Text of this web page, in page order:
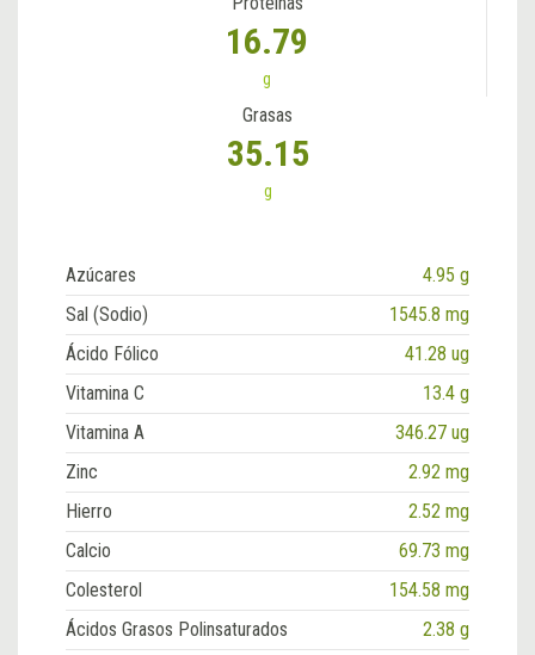
16.79
g
Grasas
35.15
g
Azúcares
4.95 g
Sal (Sodio)
1545.8 mg
Ácido Fólico
41.28 ug
Vitamina C
13.4 g
Vitamina A
346.27 ug
Zinc
2.92 mg
Hierro
2.52 mg
Calcio
69.73 mg
Colesterol
154.58 mg
Ácidos Grasos Polinsaturados
2.38 g